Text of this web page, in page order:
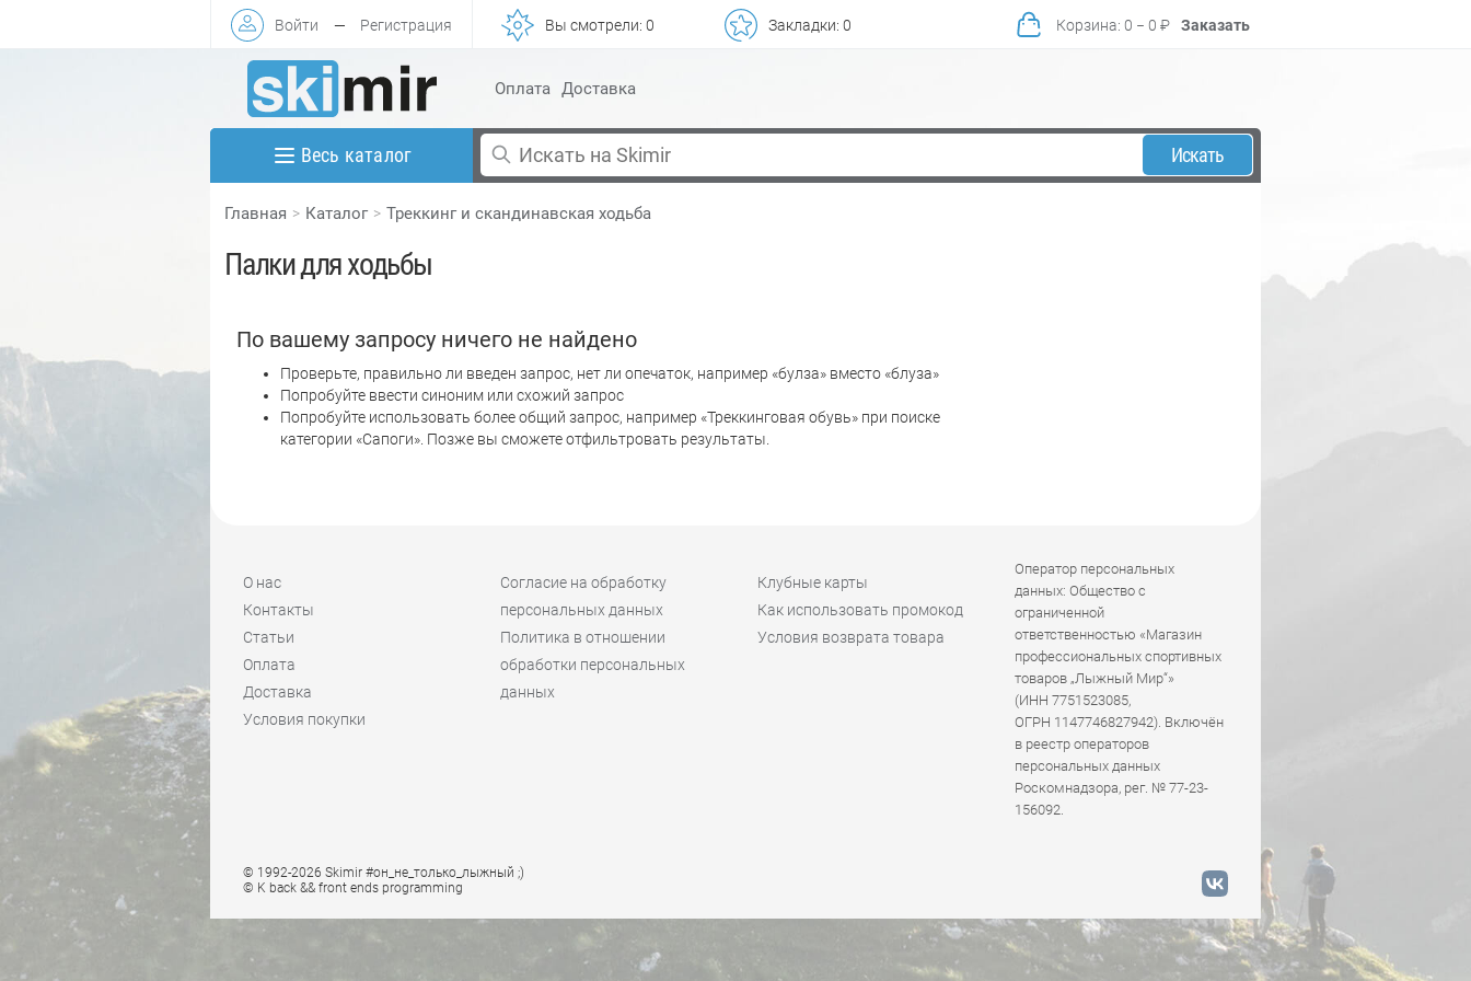
Войти — Регистрация Вы смотрели: 0 Закладки: 0 Корзина: 0 − 0 ₽ Заказать
Оплата Доставка
Весь каталог Искать
Главная Каталог Треккинг и скандинавская ходьба
Палки для ходьбы
По вашему запросу ничего не найдено
Проверьте, правильно ли введен запрос, нет ли опечаток, например «булза» вместо «блуза»
Попробуйте ввести синоним или схожий запрос
Попробуйте использовать более общий запрос, например «Треккинговая обувь» при поиске
категории «Сапоги». Позже вы сможете отфильтровать результаты.
О нас
Контакты
Статьи
Оплата
Доставка
Условия покупки
Согласие на обработку
персональных данных
Политика в отношении
обработки персональных
данных
Клубные карты
Как использовать промокод
Условия возврата товара
Оператор персональных
данных: Общество с
ограниченной
ответственностью «Магазин
профессиональных спортивных
товаров „Лыжный Мир“»
(ИНН 7751523085,
ОГРН 1147746827942). Включён
в реестр операторов
персональных данных
Роскомнадзора, рег. № 77-23-
156092.
© 1992-2026 Skimir #он_не_только_лыжный ;)
© K back && front ends programming